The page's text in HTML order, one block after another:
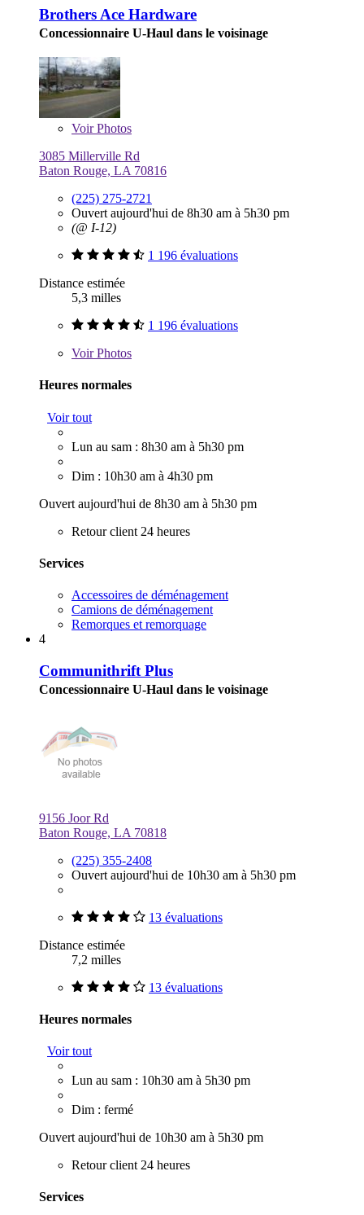
Brothers Ace Hardware
Concessionnaire U-Haul dans le voisinage
VoirPhotos
3085 Millerville Rd
Baton Rouge, LA 70816
(225) 275-2721
Ouvert aujourd'hui de 8h30 am à 5h30 pm
(@ I-12)
1 196 évaluations
Distance estimée
5,3 milles
1 196 évaluations
VoirPhotos
Heures normales
Voir tout
Lun au sam : 8h30 am à 5h30 pm
Dim : 10h30 am à 4h30 pm
Ouvert aujourd'hui de 8h30 am à 5h30 pm
Retour client 24 heures
Services
Accessoires de déménagement
Camions de déménagement
Remorques et remorquage
4
Communithrift Plus
Concessionnaire U-Haul dans le voisinage
9156 Joor Rd
Baton Rouge, LA 70818
(225) 355-2408
Ouvert aujourd'hui de 10h30 am à 5h30 pm
13 évaluations
Distance estimée
7,2 milles
13 évaluations
Heures normales
Voir tout
Lun au sam : 10h30 am à 5h30 pm
Dim : fermé
Ouvert aujourd'hui de 10h30 am à 5h30 pm
Retour client 24 heures
Services